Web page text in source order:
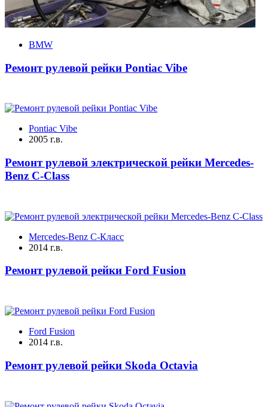
BMW
Ремонт рулевой рейки Pontiac Vibe
Pontiac Vibe
2005 г.в.
Ремонт рулевой электрической рейки Mercedes-
Benz C-Class
Mercedes-Benz C-Класс
2014 г.в.
Ремонт рулевой рейки Ford Fusion
Ford Fusion
2014 г.в.
Ремонт рулевой рейки Skoda Octavia